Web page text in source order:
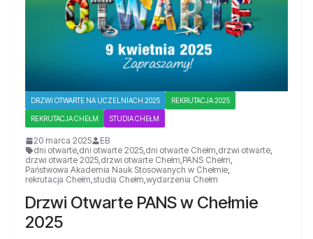
DRZWI OTWARTE NA UCZELNIACH 2025 REKRUTACJA 2025
REKRUTACJA CHEŁM STUDIA CHEŁM
20 marca 2025
EB
dni otwarte,dni otwarte 2025,dni otwarte Chełm,drzwi otwarte,
drzwi otwarte 2025,drzwi otwarte Chełm,PANS Chełm,
Państwowa Akademia Nauk Stosowanych w Chełmie,
rekrutacja Chełm,studia Chełm,wydarzenia Chełm
Drzwi Otwarte PANS w Chełmie
2025